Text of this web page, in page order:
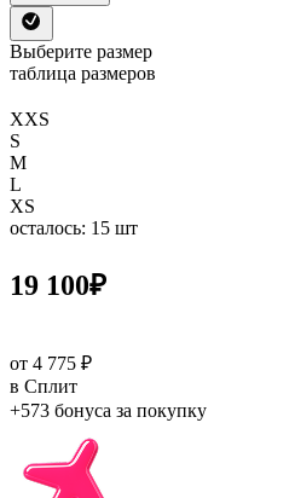
Выберите размер
таблица размеров
XXS
S
M
L
XS
осталось: 15 шт
19 100₽
от 4 775 ₽
в Сплит
+573 бонуса за покупку